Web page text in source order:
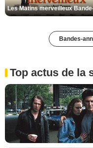
Bandes-
Top actus de la